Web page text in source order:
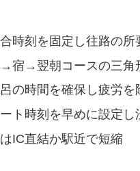
時刻を固定し往路の所
宿→翌朝コースの三角
の時間を確保し疲労を
ト時刻を早めに設定し
IC直結か駅近で短縮